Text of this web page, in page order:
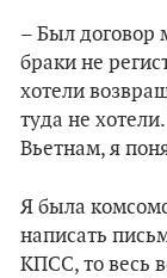
– Был договор
браки не
хотели
туда не
Вьетнам, я
Я была
написать
КПСС, то весь